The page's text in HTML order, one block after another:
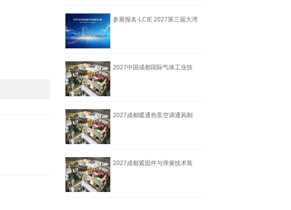
参展报名-LCIE 2027第三届大湾
2027中国成都国际气体工业技
2027成都暖通热泵空调通风制
2027成都紧固件与弹簧技术装